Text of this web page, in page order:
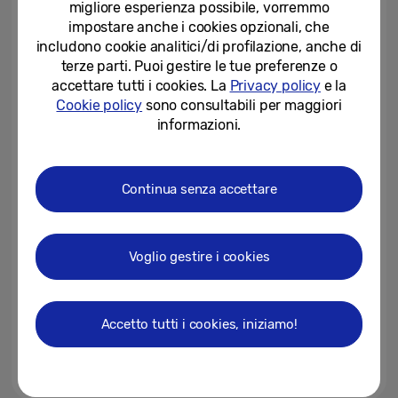
tecnologia ora disponibile in...
08-06-2020
I TV Samsung QLED ricevono le
certificazioni per la sicurezza e il
comfort visivo
Smart TV: quando le mura di
03-04-2020
in 8K
migliore esperienza possibile, vorremmo
impostare anche i cookies opzionali, che
includono cookie analitici/di profilazione, anche di
terze parti. Puoi gestire le tue preferenze o
accettare tutti i cookies. La Privacy policye la
Cookie policy sono consultabili per maggiori
informazioni.
Continua senza accettare
Voglio gestire i cookies
Accetto tutti i cookies, iniziamo!